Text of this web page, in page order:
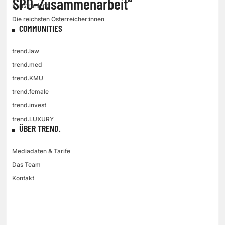
SPÖ-Zusammenarbeit“
Kunstranking
Die reichsten Österreicher:innen
COMMUNITIES
trend.law
trend.med
trend.KMU
trend.female
trend.invest
trend.LUXURY
ÜBER TREND.
Mediadaten & Tarife
Das Team
Kontakt